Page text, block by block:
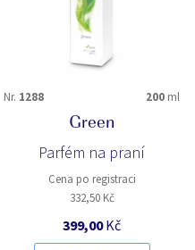
Nr. 1288 200 ml
Green
Parfém na praní
Cena po registraci
332,50 Kč
399,00Kč